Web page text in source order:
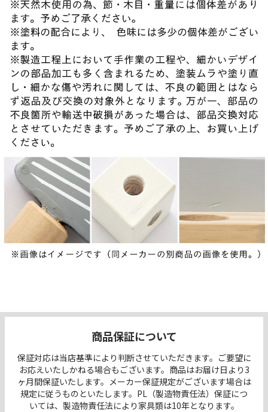
商品保証について
保証対応は当店基準により判断させていただきます。ご要望に
お応えいたしかねる場合もございます。商品はお届け日より3
ヶ月間保証いたします。メーカー保証規定がございます場合は
規定に従うものといたします。PL（製造物責任法）保証につ
いては、製造物責任法により家具類は10年となります。